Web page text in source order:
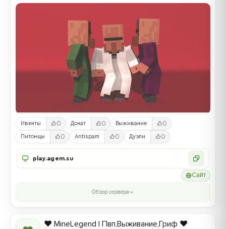
Ивенты 0 Донат 0 Выживание 0
Питомцы 0 Antispam 0 Дуэли 0
play.agem.su
Сайт
Обзор сервера
❤️ MineLegend | Пвп,Выживание,Гриф ❤️